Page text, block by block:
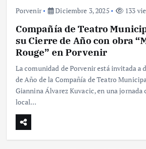
Porvenir Diciembre 3, 2025 133
Compañía de Teatro
su Cierre de Año con obra
Rouge” en Porvenir
La comunidad de Porvenir está invitada a
de Año de la Compañía de Teatro
Giannina Álvarez Kuvacic, en una jornada
local…